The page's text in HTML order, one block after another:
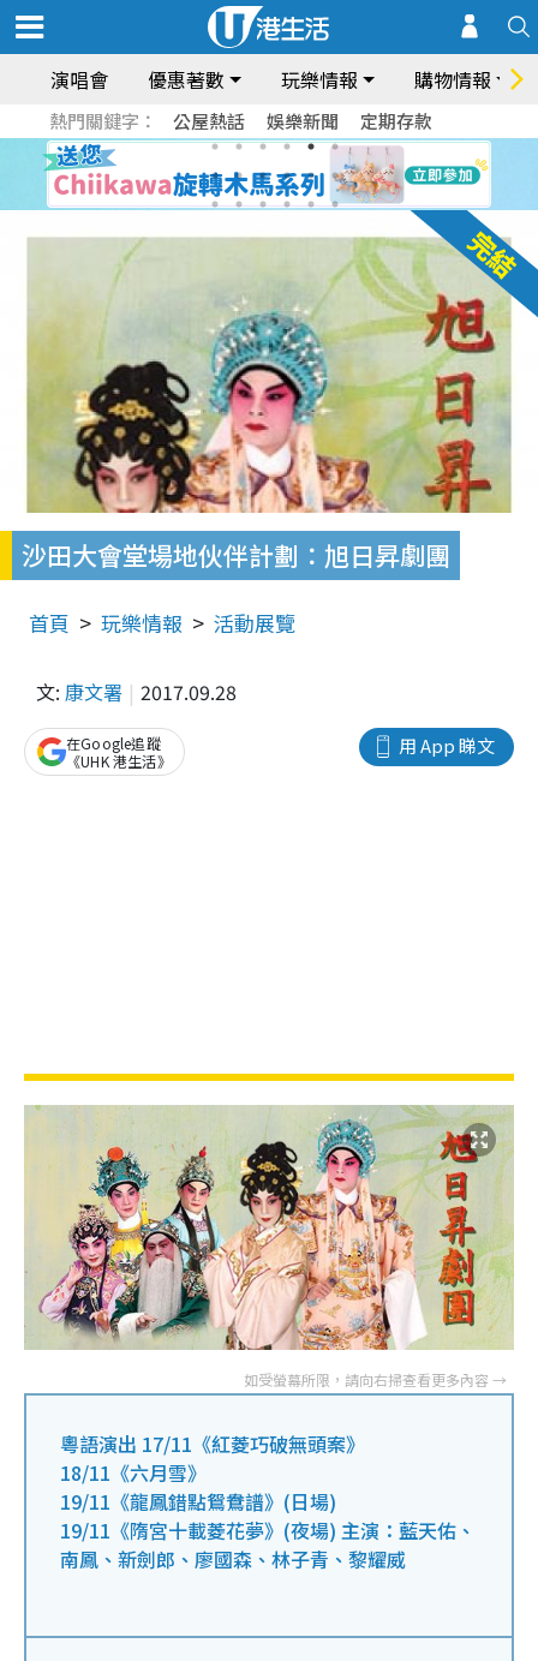
演唱會 優惠著數 玩樂情報 購物情報
熱門關鍵字： 公屋熱話 娛樂新聞 定期存款
沙田大會堂場地伙伴計劃：旭日昇劇團
首頁 玩樂情報 活動展覽
文: 康文署 2017.09.28
用 App 睇文
在Google追蹤
《UHK 港生活》
粵語演出 17/11《紅菱巧破無頭案》
18/11《六月雪》
19/11《龍鳳錯點鴛鴦譜》(日場)
19/11《隋宮十載菱花夢》(夜場) 主演：藍天佑、
南鳳、新劍郎、廖國森、林子青、黎耀威